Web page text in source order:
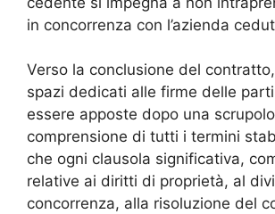
in concorrenza con l’azienda
Verso la conclusione del
spazi dedicati alle firme delle
essere apposte dopo una
comprensione di tutti i termini
che ogni clausola significativa,
relative ai diritti di proprietà, al
concorrenza, alla risoluzione del